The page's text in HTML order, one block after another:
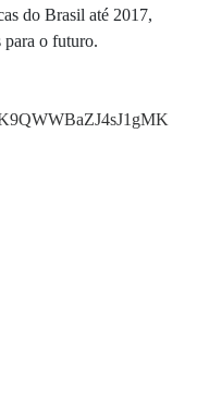
do Brasil até 2017,
para o futuro.